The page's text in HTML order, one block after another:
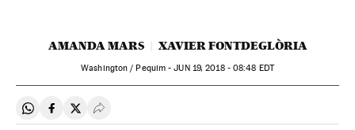
AMANDA MARS XAVIER FONTDEGLÒRIA
Washington / Pequim -JUN19, 2018 - 08:48 EDT
Compartir en Whatsapp
Compartir en Facebook
Compartir en Twitter
Desplegar Redes Sociales